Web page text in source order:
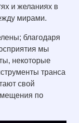
и желаниях в
мирами.
благодаря
мы
некоторые
транса
свой
по